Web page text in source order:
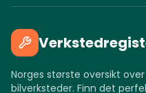
Norges største oversikt
bilverksteder. Finn det